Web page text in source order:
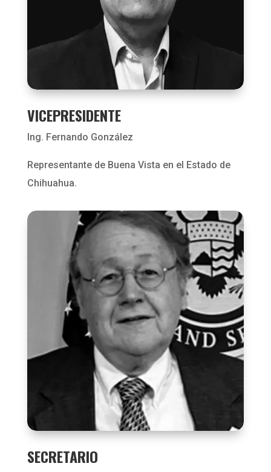
VICEPRESIDENTE
Ing. Fernando González
Representante de Buena Vista en el Estado de
Chihuahua.
SECRETARIO